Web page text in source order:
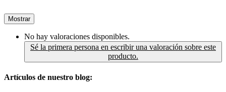
Mostrar
No hay valoraciones disponibles.
Sé la primera persona en escribir una valoración sobre este
producto.
Artículos de nuestro blog: